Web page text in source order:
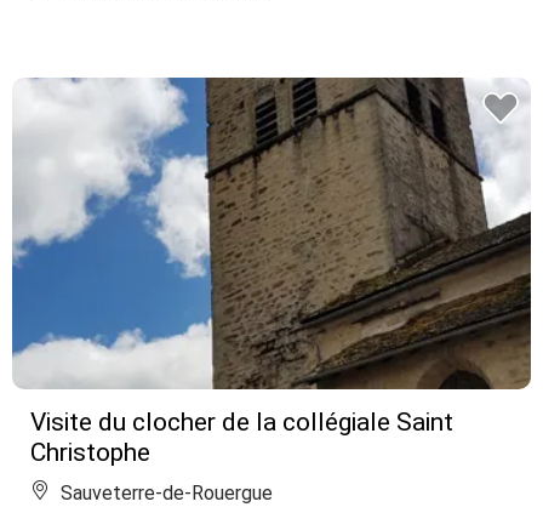
Visite du clocher de la collégiale Saint
Christophe
Sauveterre-de-Rouergue